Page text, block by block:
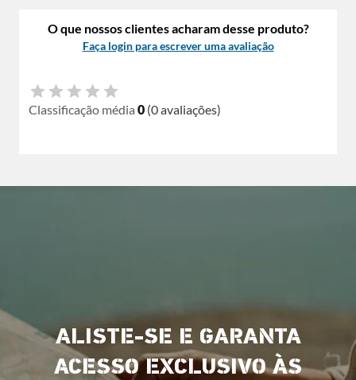
O que nossos clientes acharam desse produto?
Faça login para escrever uma avaliação
Classificação média 0 (0 avaliações)
ALISTE-SE E GARANTA
ACESSO EXCLUSIVO ÀS